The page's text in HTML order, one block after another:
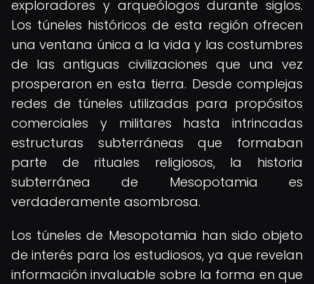
exploradores y arqueólogos durante siglos.
Los túneles históricos de esta región ofrecen
una ventana única a la vida y las costumbres
de las antiguas civilizaciones que una vez
prosperaron en esta tierra. Desde complejas
redes de túneles utilizadas para propósitos
comerciales y militares hasta intrincadas
estructuras subterráneas que formaban
parte de rituales religiosos, la historia
subterránea de Mesopotamia es
verdaderamente asombrosa.
Los túneles de Mesopotamia han sido objeto
de interés para los estudiosos, ya que revelan
información invaluable sobre la forma en que